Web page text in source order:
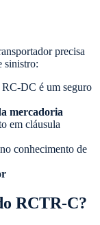
precisa
sinistro:
RC-DC é um seguro
mercadoria
em cláusula
no conhecimento de
RCTR-C?